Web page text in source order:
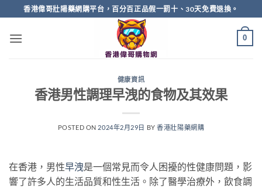
to
content
香港偉哥壯陽藥網購平台，百分百正品假一罰十、30天免費退換。
0
健康資訊
香港男性調理早洩的食物及其效果
POSTED ON 2024年2月29日 BY香港壯陽藥網購
在香港，男性早洩是一個常見而令人困擾的性健康問題，影
響了許多人的生活品質和性生活。除了醫學治療外，飲食調